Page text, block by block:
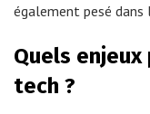
également pesé dans
Quels
tech ?